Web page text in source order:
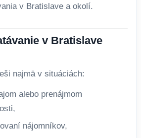
v Bratislave a okolí.
v Bratislave
najmä v situáciách:
alebo prenájmom
nájomníkov,